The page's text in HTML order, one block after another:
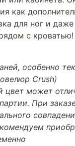
как
для ног и даже
с кроватью!
особенно
Crush)
может
При